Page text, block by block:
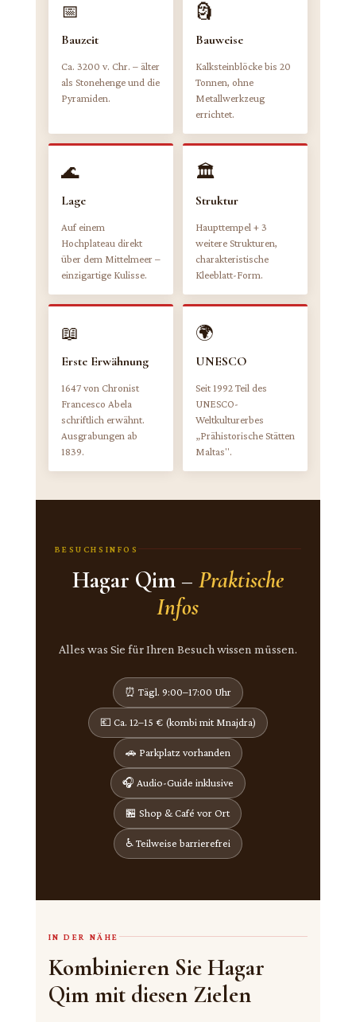
📅
Bauzeit
Ca. 3200 v. Chr. – älter
als Stonehenge und die
Pyramiden.
🗿
Bauweise
Kalksteinblöcke bis 20
Tonnen, ohne
Metallwerkzeug
errichtet.
🌊
Lage
Auf einem
Hochplateau direkt
über dem Mittelmeer –
einzigartige Kulisse.
🏛️
Struktur
Haupttempel + 3
weitere Strukturen,
charakteristische
Kleeblatt-Form.
📖
Erste Erwähnung
1647 von Chronist
Francesco Abela
schriftlich erwähnt.
Ausgrabungen ab
1839.
🌍
UNESCO
Seit 1992 Teil des
UNESCO-
Weltkulturerbes
„Prähistorische Stätten
Maltas".
BESUCHSINFOS
Hagar Qim – Praktische
Infos
Alles was Sie für Ihren Besuch wissen müssen.
⏰ Tägl. 9:00–17:00 Uhr
💶 Ca. 12–15 € (kombi mit Mnajdra)
🚗 Parkplatz vorhanden
🎧 Audio-Guide inklusive
🏪 Shop & Café vor Ort
♿ Teilweise barrierefrei
IN DER NÄHE
Kombinieren Sie Hagar
Qim mit diesen Zielen